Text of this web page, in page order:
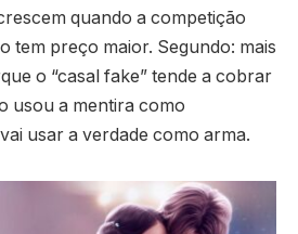
quando a competição
tem preço maior. Segundo: mais
o “casal fake” tende a cobrar
usou a mentira como
usar a verdade como arma.